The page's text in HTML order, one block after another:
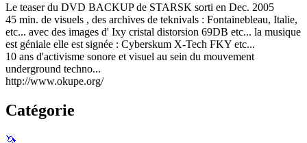
Le teaser du DVD BACKUP de STARSK sorti en Dec. 2005
45 min. de visuels , des archives de teknivals : Fontainebleau, Italie,
etc... avec des images d' Ixy cristal distorsion 69DB etc... la musique
est géniale elle est signée : Cyberskum X-Tech FKY etc...
10 ans d'activisme sonore et visuel au sein du mouvement
underground techno...
http://www.okupe.org/
Catégorie
🦄